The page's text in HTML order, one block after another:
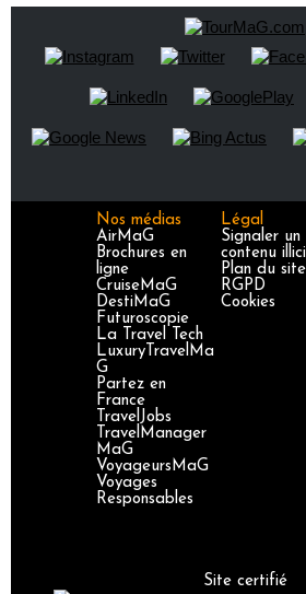
Nos médias
AirMaG
Brochures en
ligne
CruiseMaG
DestiMaG
Futuroscopie
La Travel Tech
LuxuryTravelMa
G
Partez en
France
TravelJobs
TravelManager
MaG
VoyageursMaG
Voyages
Responsables
Légal
Signaler un
contenu
Plan du site
RGPD
Cookies
Site certifié